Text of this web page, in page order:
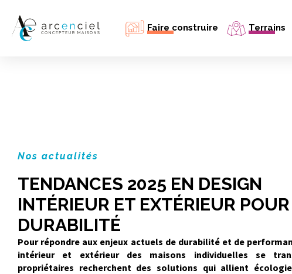
Faire construire Terrains
Nos actualités
TENDANCES 2025 EN DESIGN
INTÉRIEUR ET EXTÉRIEUR
DURABILITÉ
Pour répondre aux enjeux actuels de durabilitéet de
intérieur et extérieur des maisons individuelles se
propriétaires recherchent des solutions qui allient écologie